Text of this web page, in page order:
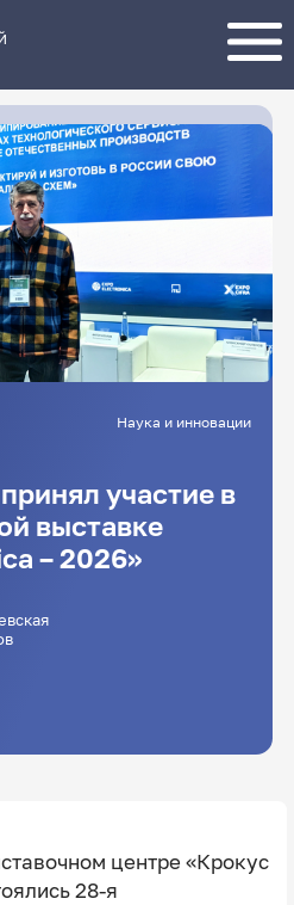
Наука и инновации
участие в
выставке
– 2026»
центре «Крокус
28-я